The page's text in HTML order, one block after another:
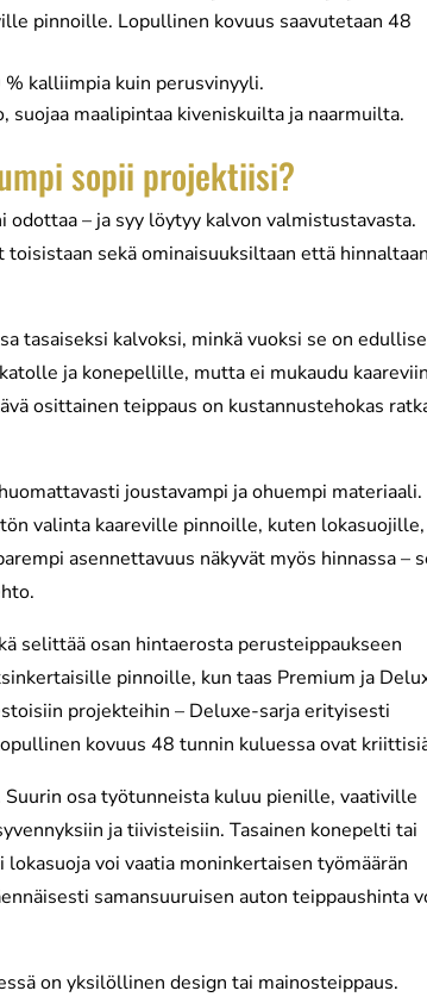
pinnoille. Lopullinen kovuus saavutetaan 48
kalliimpia kuin perusvinyyli.
suojaa maalipintaa kiveniskuilta ja naarmuilta.
sopii projektiisi?
– ja syy löytyy kalvon valmistustavasta.
sekä ominaisuuksiltaan että hinnaltaan
tasaiseksi kalvoksi, minkä vuoksi se on
ja konepellille, mutta ei mukaudu kaareviin
osittainen teippaus on kustannustehokas
joustavampi ja ohuempi materiaali.
valinta kaareville pinnoille, kuten lokasuojille,
asennettavuus näkyvät myös hinnassa –
selittää osan hintaerosta perusteippaukseen
pinnoille, kun taas Premium ja
projekteihin – Deluxe-sarja erityisesti
kovuus 48 tunnin kuluessa ovat
osa työtunneista kuluu pienille, vaativille
ja tiivisteisiin. Tasainen konepelti tai
voi vaatia moninkertaisen työmäärän
samansuuruisen auton teippaushinta
on yksilöllinen design tai mainosteippaus.